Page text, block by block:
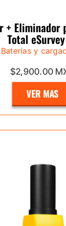
+ Eliminador
Total
Baterías y
$2,900.00
VER MAS